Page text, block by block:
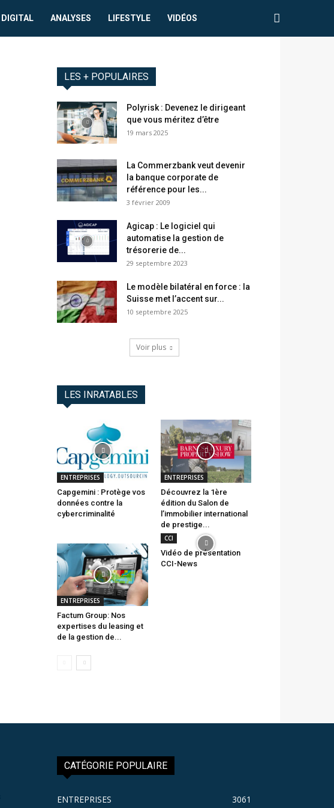
DIGITAL ANALYSES LIFESTYLE VIDÉOS
LES + POPULAIRES
Polyrisk : Devenez le dirigeant
que vous méritez d’être
19 mars 2025
La Commerzbank veut devenir
la banque corporate de
référence pour les...
3 février 2009
Agicap : Le logiciel qui
automatise la gestion de
trésorerie de...
29 septembre 2023
Le modèle bilatéral en force : la
Suisse met l’accent sur...
10 septembre 2025
Voir plus
LES INRATABLES
ENTREPRISES
Capgemini : Protège vos
données contre la
cybercriminalité
ENTREPRISES
Découvrez la 1ère
édition du Salon de
l’immobilier international
de prestige...
ENTREPRISES
Factum Group: Nos
expertises du leasing et
de la gestion de...
CCI
Vidéo de présentation
CCI-News
CATÉGORIE POPULAIRE
ENTREPRISES 3061